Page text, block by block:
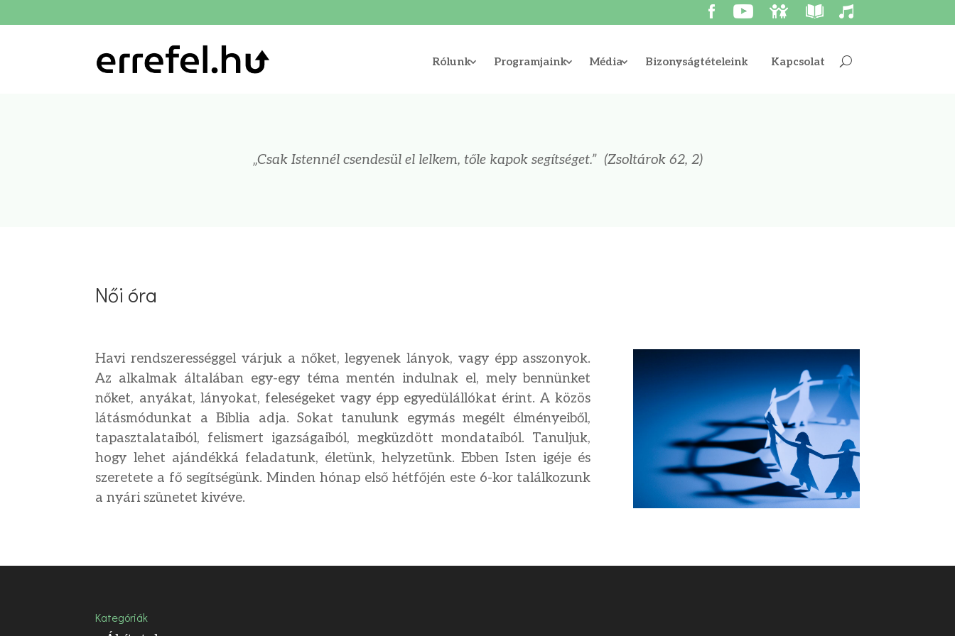
Rólunk Programjaink Média Bizonyságtételeink Kapcsolat
„Csak Istennél csendesül el lelkem, tőle kapok segítséget.”(Zsoltárok 62, 2)
Női óra
Havi rendszerességgel várjuk a nőket, legyenek lányok, vagy épp asszonyok.
Az alkalmak általában egy-egy téma mentén indulnak el, mely bennünket
nőket, anyákat, lányokat, feleségeket vagy épp egyedülállókat érint. A közös
látásmódunkat a Biblia adja. Sokat tanulunk egymás megélt élményeiből,
tapasztalataiból, felismert igazságaiból, megküzdött mondataiból. Tanuljuk,
hogy lehet ajándékká feladatunk, életünk, helyzetünk. Ebben Isten igéje és
szeretete a fő segítségünk. Minden hónap első hétfőjén este 6-kor találkozunk
a nyári szünetet kivéve.
Kategóriák